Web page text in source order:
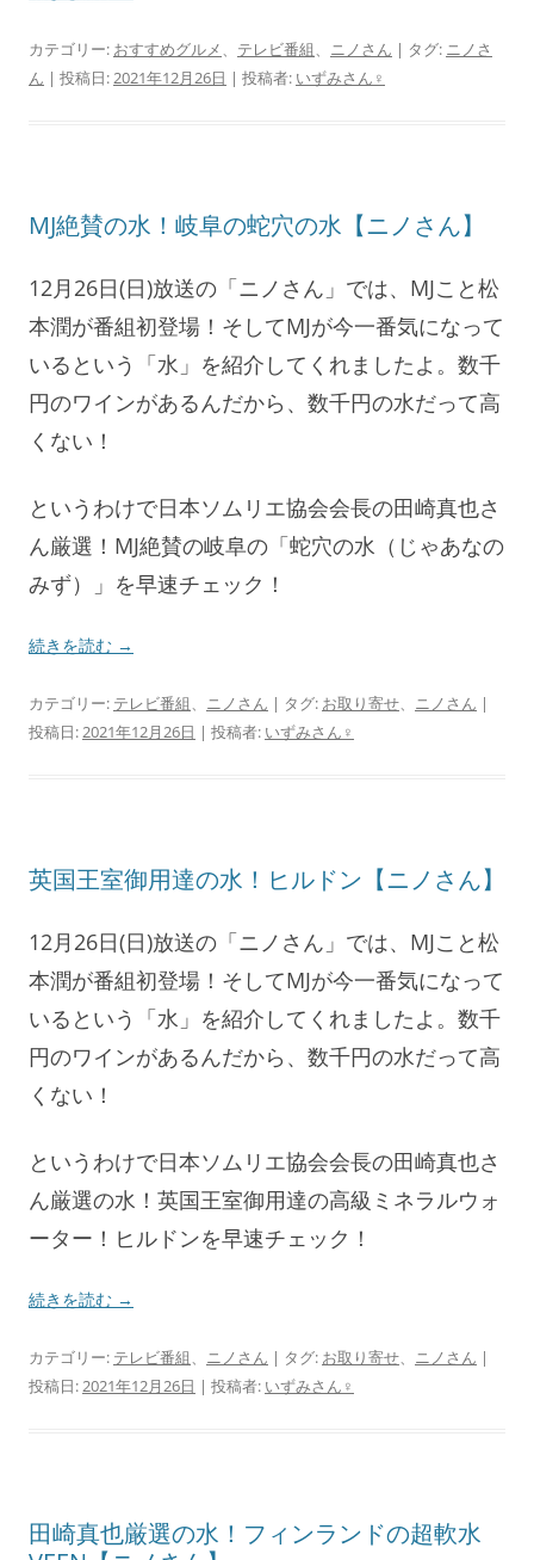
カテゴリー: おすすめグルメ、 テレビ番組、 ニノさん | タグ: ニノさ
ん | 投稿日:2021年12月26日 | 投稿者: いずみさん♀
MJ絶賛の水！岐阜の蛇穴の水【ニノさん】
12月26日(日)放送の「ニノさん」では、MJこと松
本潤が番組初登場！そしてMJが今一番気になって
いるという「水」を紹介してくれましたよ。数千
円のワインがあるんだから、数千円の水だって高
くない！
というわけで日本ソムリエ協会会長の田崎真也さ
ん厳選！MJ絶賛の岐阜の「蛇穴の水（じゃあなの
みず）」を早速チェック！
続きを読む →
カテゴリー: テレビ番組、 ニノさん | タグ: お取り寄せ、 ニノさん |
投稿日:2021年12月26日 | 投稿者: いずみさん♀
英国王室御用達の水！ヒルドン【ニノさん】
12月26日(日)放送の「ニノさん」では、MJこと松
本潤が番組初登場！そしてMJが今一番気になって
いるという「水」を紹介してくれましたよ。数千
円のワインがあるんだから、数千円の水だって高
くない！
というわけで日本ソムリエ協会会長の田崎真也さ
ん厳選の水！英国王室御用達の高級ミネラルウォ
ーター！ヒルドンを早速チェック！
続きを読む →
カテゴリー: テレビ番組、 ニノさん | タグ: お取り寄せ、 ニノさん |
投稿日:2021年12月26日 | 投稿者: いずみさん♀
田崎真也厳選の水！フィンランドの超軟水